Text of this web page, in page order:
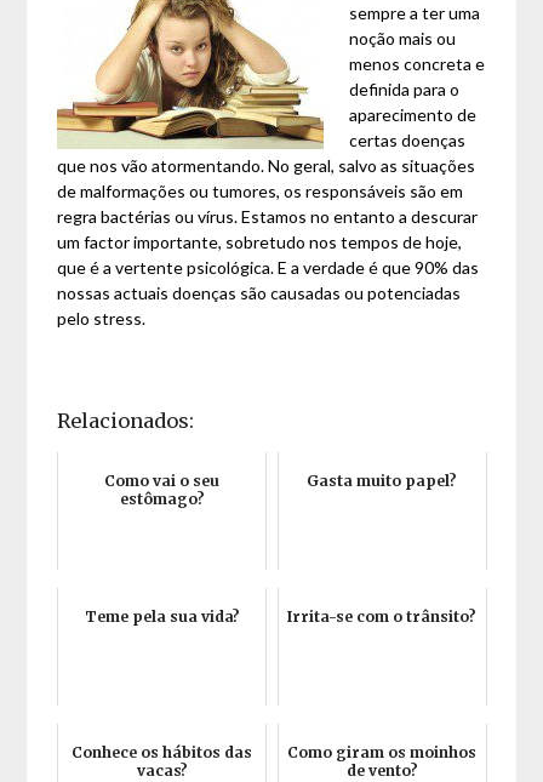
sempre a ter uma
noção mais ou
menos concreta e
definida para o
aparecimento de
certas doenças
que nos vão atormentando. No geral, salvo as situações
de malformações ou tumores, os responsáveis são em
regra bactérias ou vírus. Estamos no entanto a descurar
um factor importante, sobretudo nos tempos de hoje,
que é a vertente psicológica. E a verdade é que 90% das
nossas actuais doenças são causadas ou potenciadas
pelo stress.
Relacionados:
Como vai o seu
estômago?
Gasta muito papel?
Teme pela sua vida? Irrita-se com o trânsito?
Conhece os hábitos das
vacas?
Como giram os moinhos
de vento?